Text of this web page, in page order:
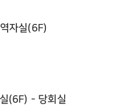
자실(6F)
(6F) - 당회실